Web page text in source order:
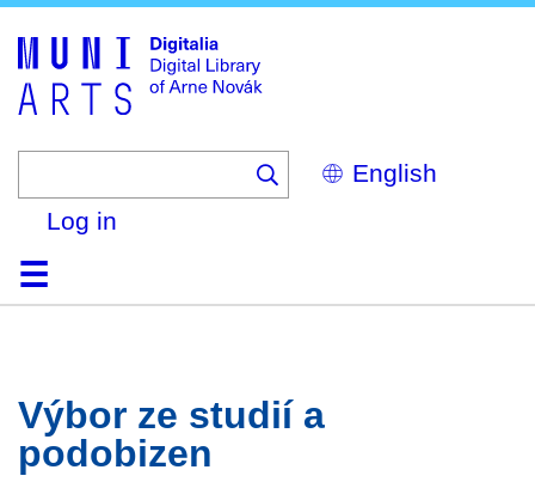
Select
your
Log in
HomeBrowse
Search
About
HelpContactDigitalia
Výbor ze studií a
podobizen